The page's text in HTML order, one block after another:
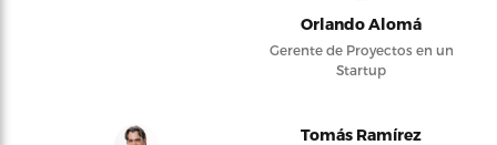
Orlando Alomá
Gerente de Proyectos en un
Startup
Tomás Ramírez